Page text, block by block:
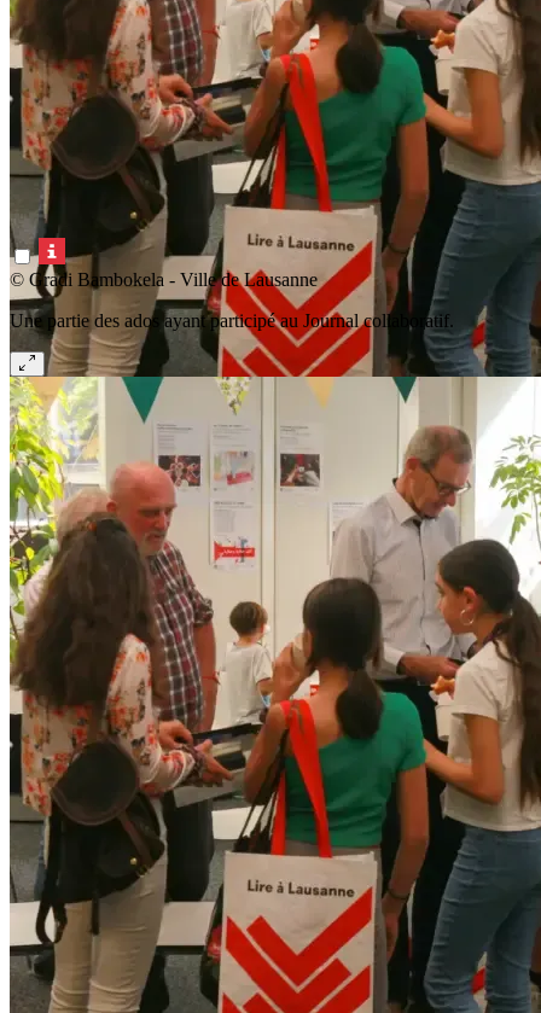
© Gradi Bambokela - Ville de Lausanne
Une partie des ados ayant participé au Journal collaboratif.